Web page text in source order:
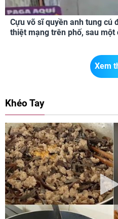
Cựu võ sĩ quyền anh tung cú
thiệt mạng trên phố, sau một
Xem
Khéo Tay